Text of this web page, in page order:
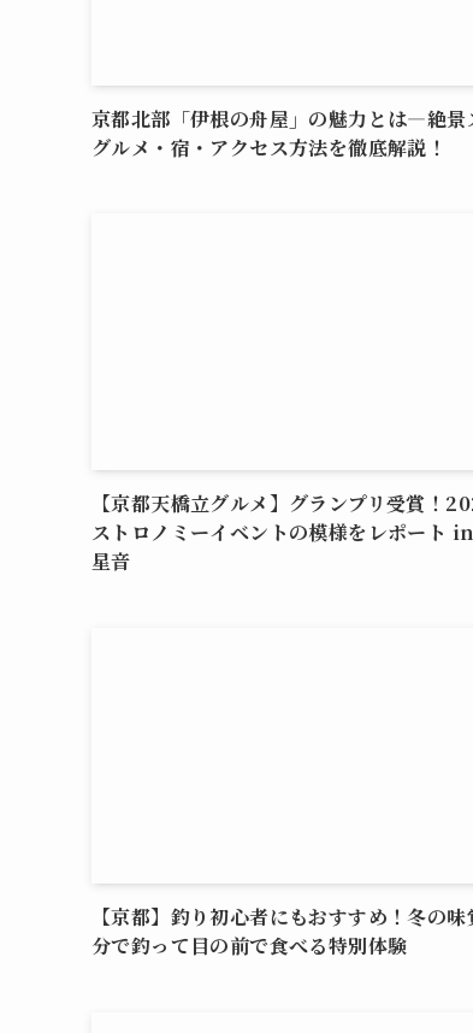
京都北部「伊根の舟屋」の魅力とは―絶景
グルメ・宿・アクセス方法を徹底解説！
【京都天橋立グルメ】グランプリ受賞！
ストロノミーイベントの模様をレポート
星音
【京都】釣り初心者にもおすすめ！冬の
分で釣って目の前で食べる特別体験